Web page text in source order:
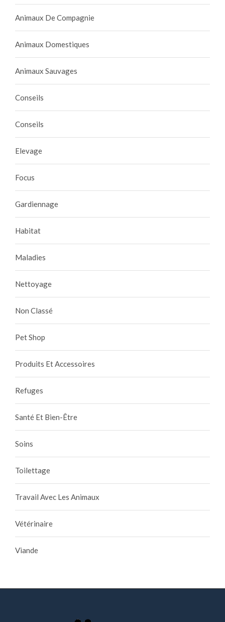
Animaux De Compagnie
Animaux Domestiques
Animaux Sauvages
Conseils
Conseils
Elevage
Focus
Gardiennage
Habitat
Maladies
Nettoyage
Non Classé
Pet Shop
Produits Et Accessoires
Refuges
Santé Et Bien-Être
Soins
Toilettage
Travail Avec Les Animaux
Vétérinaire
Viande